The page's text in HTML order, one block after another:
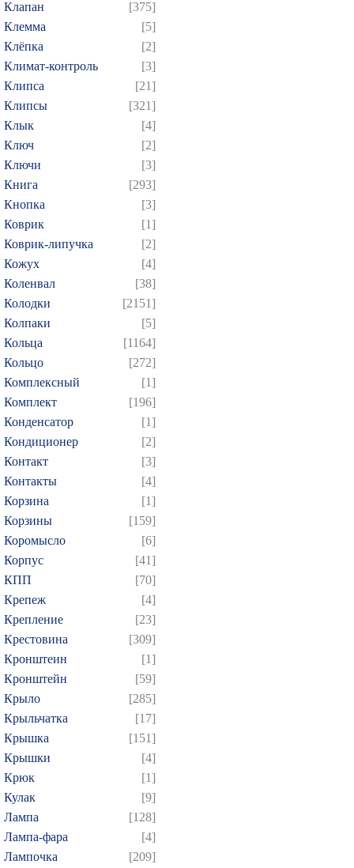
Клапан
[375]
Клемма
[5]
Клёпка
[2]
Климат-контроль
[3]
Клипса
[21]
Клипсы
[321]
Клык
[4]
Ключ
[2]
Ключи
[3]
Книга
[293]
Кнопка
[3]
Коврик
[1]
Коврик-липучка
[2]
Кожух
[4]
Коленвал
[38]
Колодки
[2151]
Колпаки
[5]
Кольца
[1164]
Кольцо
[272]
Комплексный
[1]
Комплект
[196]
Конденсатор
[1]
Кондиционер
[2]
Контакт
[3]
Контакты
[4]
Корзина
[1]
Корзины
[159]
Коромысло
[6]
Корпус
[41]
КПП
[70]
Крепеж
[4]
Крепление
[23]
Крестовина
[309]
Кронштеин
[1]
Кронштейн
[59]
Крыло
[285]
Крыльчатка
[17]
Крышка
[151]
Крышки
[4]
Крюк
[1]
Кулак
[9]
Лампа
[128]
Лампа-фара
[4]
Лампочка
[209]